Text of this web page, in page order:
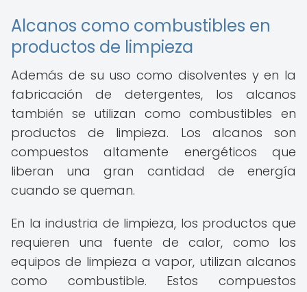
Alcanos como combustibles en
productos de limpieza
Además de su uso como disolventes y en la
fabricación de detergentes, los alcanos
también se utilizan como combustibles en
productos de limpieza. Los alcanos son
compuestos altamente energéticos que
liberan una gran cantidad de energía
cuando se queman.
En la industria de limpieza, los productos que
requieren una fuente de calor, como los
equipos de limpieza a vapor, utilizan alcanos
como combustible. Estos compuestos